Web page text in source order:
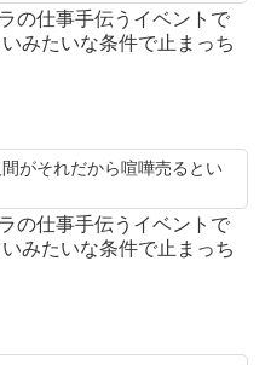
の仕事手伝うイベントで
みたいな条件で止まっち
がそれだから喧嘩売るとい
の仕事手伝うイベントで
みたいな条件で止まっち